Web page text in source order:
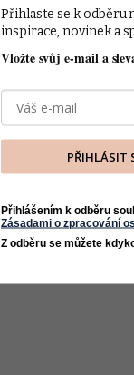
Přihlaste se k
inspirace, novinek a
Vložte svůj e-mail a
PŘIHLÁSIT
Přihlášením k odběru
Zásadami o zpracování
Z odběru se můžete